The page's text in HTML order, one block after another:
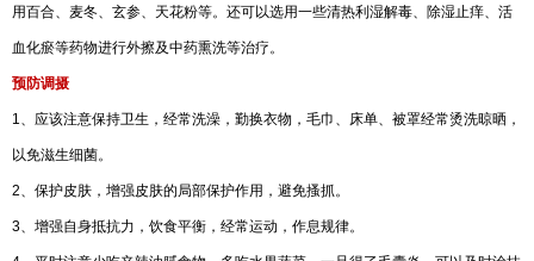
用百合、麦冬、玄参、天花粉等。还可以选用一些清热利湿解毒、除湿止痒、活
血化瘀等药物进行外擦及中药熏洗等治疗。
预防调摄
1、应该注意保持卫生，经常洗澡，勤换衣物，毛巾、床单、被罩经常烫洗晾晒，
以免滋生细菌。
2、保护皮肤，增强皮肤的局部保护作用，避免搔抓。
3、增强自身抵抗力，饮食平衡，经常运动，作息规律。